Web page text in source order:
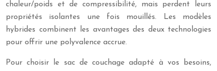
chaleur/poids et de compressibilité, mais perdent leurs
propriétés isolantes une fois mouillés. Les modèles
hybrides combinent les avantages des deux technologies
pour offrir une polyvalence accrue.
Pour choisir le sac de couchage adapté à vos besoins,